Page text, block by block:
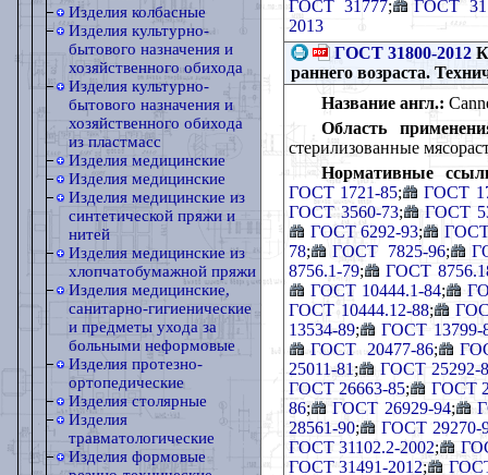
Изделия колбасные
Изделия культурно-
бытового назначения и
хозяйственного обихода
Изделия культурно-
бытового назначения и
хозяйственного обихода
из пластмасс
Изделия медицинские
Изделия медицинские
Изделия медицинские из
синтетической пряжи и
нитей
Изделия медицинские из
хлопчатобумажной пряжи
Изделия медицинские,
санитарно-гигиенические
и предметы ухода за
больными неформовые
Изделия протезно-
ортопедические
Изделия столярные
Изделия
травматологические
Изделия формовые
ГОСТ 31777;
ГОСТ
2013
ГОСТ 31800-2012
раннего возраста.
Название англ.:
Область
стерилизованные
Нормативные
ГОСТ 1721-85;
ГОСТ
ГОСТ 3560-73;
ГОСТ
ГОСТ 6292-93;
ГОСТ
78; ГОСТ 7825-96;
8756.1-79;
ГОСТ
ГОСТ 10444.1-84;
ГОСТ 10444.12-88;
13534-89;
ГОСТ 13799-
ГОСТ 20477-86;
25011-81;
ГОСТ 25292-
ГОСТ 26663-85;
ГОСТ
86; ГОСТ 26929-94;
28561-90;
ГОСТ 29270-
ГОСТ 31102.2-2002;
ГОСТ 31491-2012;